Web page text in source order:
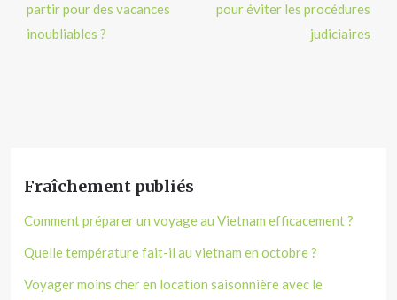
partir pour des vacances
inoubliables ?
pour éviter les procédures
judiciaires
Fraîchement publiés
Comment préparer un voyage au Vietnam efficacement ?
Quelle température fait-il au vietnam en octobre ?
Voyager moins cher en location saisonnière avec le